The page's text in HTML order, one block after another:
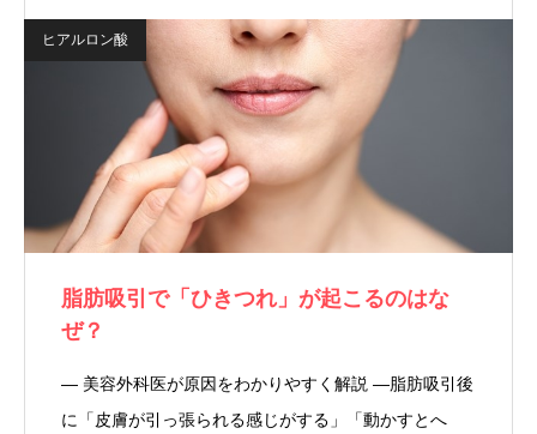
ヒアルロン酸
脂肪吸引で「ひきつれ」が起こるのはな
ぜ？
― 美容外科医が原因をわかりやすく解説 ―脂肪吸引後
に「皮膚が引っ張られる感じがする」「動かすとへ